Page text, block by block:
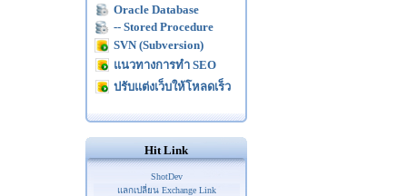
Oracle Database
-- Stored Procedure
SVN (Subversion)
แนวทางการทำ SEO
ปรับแต่งเว็บให้โหลดเร็ว
Hit Link
ShotDev
แลกเปลี่ยน Exchange Link